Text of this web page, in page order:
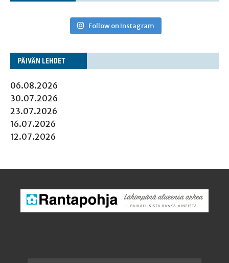
Follow on Instagram
PÄI­VÄN LEHDET
06.08.2026
30.07.2026
23.07.2026
16.07.2026
12.07.2026